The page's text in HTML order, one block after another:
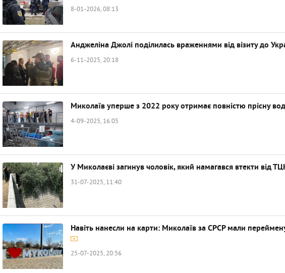
8-01-2026, 08:13
Анджеліна Джолі поділилась враженнями від візиту до
6-11-2025, 20:18
Миколаїв уперше з 2022 року отримає повністю прісну
4-09-2025, 16:05
У Миколаєві загинув чоловік, який намагався втекти від
31-07-2025, 11:40
Навіть нанесли на карти: Миколаїв за СРСР мали
25-07-2025, 20:56